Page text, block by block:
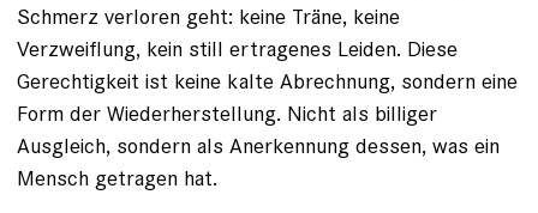
Schmerz verloren geht: keine Träne, keine
Verzweiflung, kein still ertragenes Leiden. Diese
Gerechtigkeit ist keine kalte Abrechnung, sondern eine
Form der Wiederherstellung. Nicht als billiger
Ausgleich, sondern als Anerkennung dessen, was ein
Mensch getragen hat.